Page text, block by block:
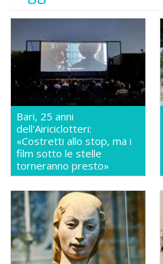
Bari, 25 anni
dell'Airiciclotteri:
«Costretti allo stop, ma i
film sotto le stelle
torneranno presto»